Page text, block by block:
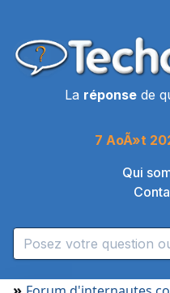
La réponsede
7 AoÃ»t
Qui